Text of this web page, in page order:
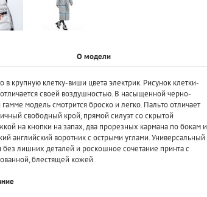
О модели
в крупную клетку-виши цвета электрик. Рисунок клетки-
своей воздушностью. В насыщенной черно-
модель смотрится броско и легко. Пальто отличает
свободный крой, прямой силуэт со скрытой
на кнопки на запах, два прорезных кармана по бокам и
английский воротник с острыми углами. Универсальный
без лишних деталей и роскошное сочетание принта с
блестящей кожей.